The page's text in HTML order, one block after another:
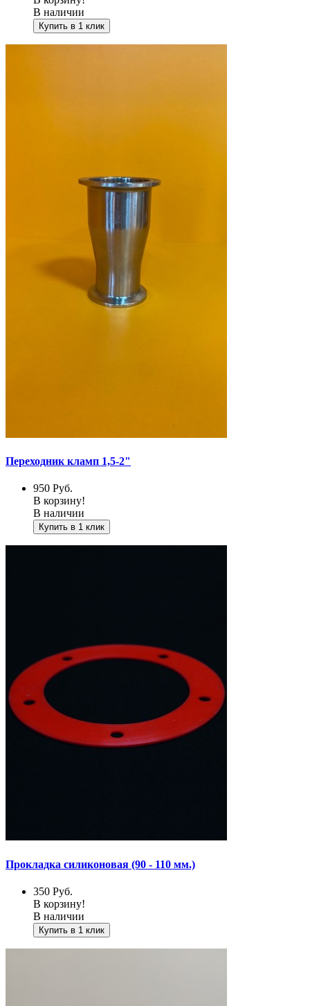
В наличии
Купить в 1 клик
Переходник кламп 1,5-2"
950 Руб.
В корзину!
В наличии
Купить в 1 клик
Прокладка силиконовая (90 - 110 мм.)
350 Руб.
В корзину!
В наличии
Купить в 1 клик